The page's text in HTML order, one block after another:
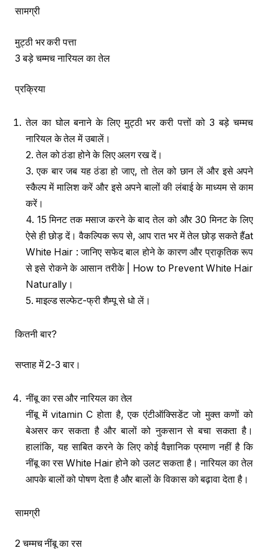
सामग्री
मुट्ठी भर करी पत्ता
3 बड़े चम्मच नारियल का तेल
प्रक्रिया
तेल का घोल बनाने के लिए मुट्ठी भर करी पत्तों को 3 बड़े चम्मच
नारियल के तेल में उबालें।
2. तेल को ठंडा होने के लिए अलग रख दें।
3. एक बार जब यह ठंडा हो जाए, तो तेल को छान लें और इसे अपने
स्कैल्प में मालिश करें और इसे अपने बालों की लंबाई के माध्यम से काम
करें।
4. 15 मिनट तक मसाज करने के बाद तेल को और 30 मिनट के लिए
ऐसे ही छोड़ दें। वैकल्पिक रूप से, आप रात भर में तेल छोड़ सकते हैंat
White Hair : जानिए सफेद बाल होने के कारण और प्राकृतिक रूप
से इसे रोकने के आसान तरीके | How to Prevent White Hair
Naturally।
5. माइल्ड सल्फेट-फ्री शैम्पू से धो लें।
कितनी बार?
सप्ताह में 2-3 बार।
नींबू का रस और नारियल का तेल
नींबू में vitamin C होता है, एक एंटीऑक्सिडेंट जो मुक्त कणों को
बेअसर कर सकता है और बालों को नुकसान से बचा सकता है।
हालांकि, यह साबित करने के लिए कोई वैज्ञानिक प्रमाण नहीं है कि
नींबू का रस White Hair होने को उलट सकता है। नारियल का तेल
आपके बालों को पोषण देता है और बालों के विकास को बढ़ावा देता है।
सामग्री
2 चम्मच नींबू का रस